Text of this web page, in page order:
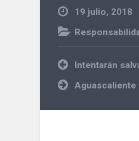
19 julio, 2018
Navegación
de
entradas
Intentarán
Aguascaliente